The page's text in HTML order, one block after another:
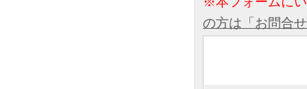
の方は「お問合